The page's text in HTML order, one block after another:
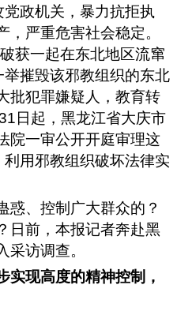
党政机关，暴力抗拒执
严重危害社会稳定。
获一起在东北地区流窜
举摧毁该邪教组织的东北
批犯罪嫌疑人，教育转
日起，黑龙江省大庆市
院一审公开开庭审理这
利用邪教组织破坏法律实
、控制广大群众的？
日前，本报记者奔赴黑
采访调查。
实现高度的精神控制，